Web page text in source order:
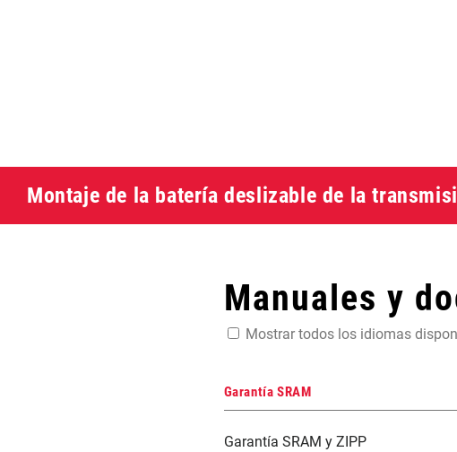
Montaje de la batería deslizable de la
Manuales y
Mostrar todos los idiomas
Garantía SRAM
Garantía SRAM y ZIPP